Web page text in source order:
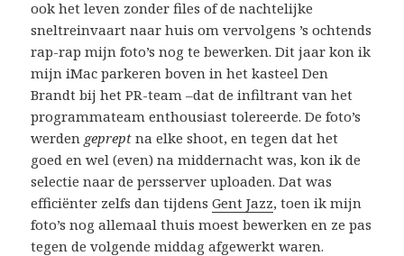
ook het leven zonder files of de nachtelijke
sneltreinvaart naar huis om vervolgens ’s ochtends
rap-rap mijn foto’s nog te bewerken. Dit jaar kon ik
mijn iMac parkeren boven in het kasteel Den
Brandt bij het PR-team –dat de infiltrant van het
programmateam enthousiast tolereerde. De foto’s
werden geprept na elke shoot, en tegen dat het
goed en wel (even) na middernacht was, kon ik de
selectie naar de persserver uploaden. Dat was
efficiënter zelfs dan tijdensGent Jazz, toen ik mijn
foto’s nog allemaal thuis moest bewerken en ze pas
tegen de volgende middag afgewerkt waren.